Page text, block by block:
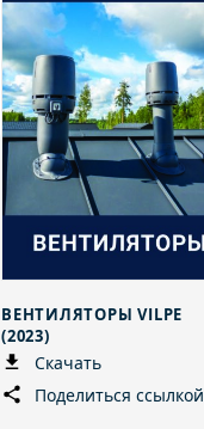
ВЕНТИЛЯТОРЫ VILPE
(2023)
Скачать
Поделиться ссылкой